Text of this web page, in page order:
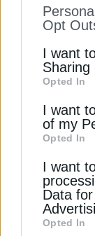
to your
of
third
disclose it
Opt
I want
Sharing
Opted In
I want
of my
Opted In
I want
Data
Opted In
Ομάδα
τις
1 Φεβρουαρίου